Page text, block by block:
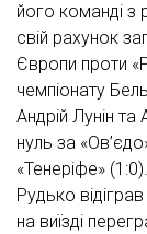
його команді з
свій рахунок
Європи проти
чемпіонату
Андрій Лунін
нуль за
«Тенеріфе»
Рудько
на виїзді